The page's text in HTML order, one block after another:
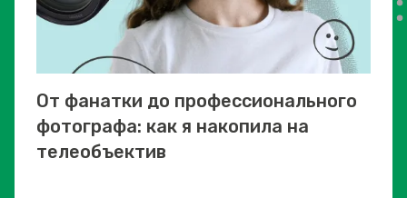
От фанатки до профессионального
фотографа: как я накопила на
телеобъектив